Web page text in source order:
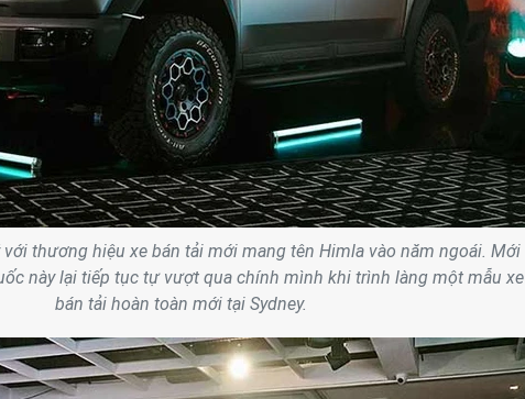
với thương hiệu xe bán tải mới mang tên Himla vào năm ngoái. Mới
này lại tiếp tục tự vượt qua chính mình khi trình làng một mẫu xe
bán tải hoàn toàn mới tại Sydney.